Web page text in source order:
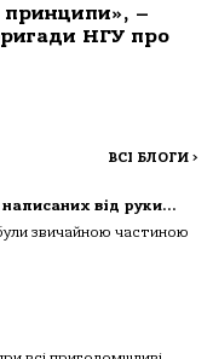
принципи», –
НГУ про
ВСІ БЛОГИ >
від руки…
звичайною частиною